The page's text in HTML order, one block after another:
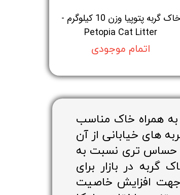
خاک گربه پتوپیا وزن 10 کیلوگرم -
Petopia Cat Litter
اتمام موجودی
همراه خاک مناسب
های خیابانی از آن
و حساس تری نسبت به
گربه در بازار برای
جهت افزایش خاصیت